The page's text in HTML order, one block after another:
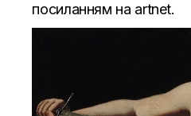
посиланням на artnet.